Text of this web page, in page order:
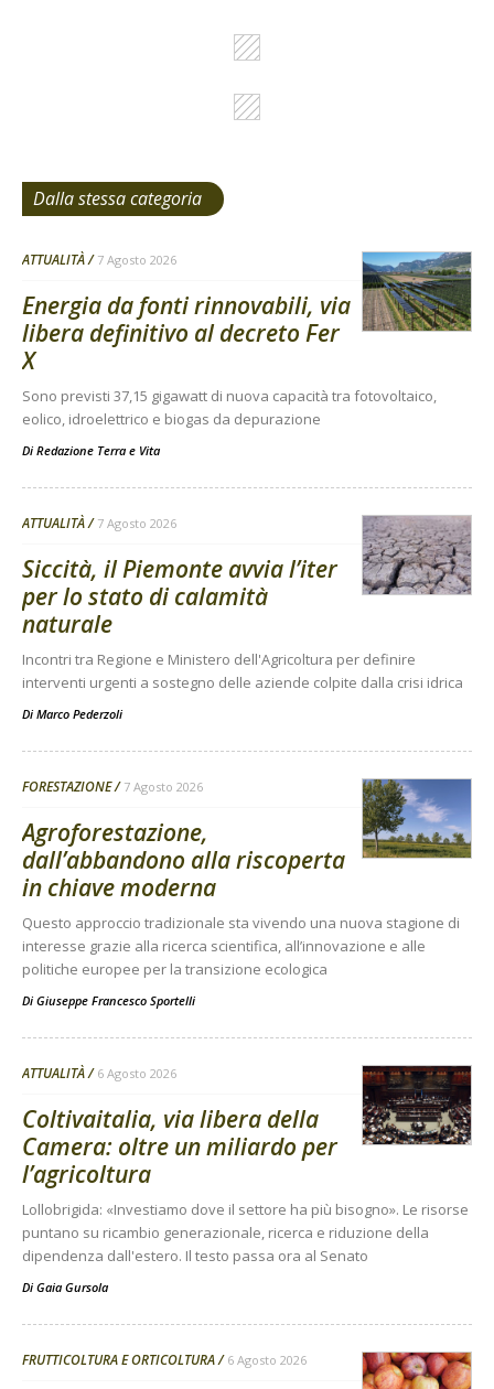
Dalla stessa categoria
ATTUALITÀ 7 Agosto 2026
Energia da fonti rinnovabili, via
libera definitivo al decreto Fer
X
Sono previsti 37,15 gigawatt di nuova capacità tra fotovoltaico,
eolico, idroelettrico e biogas da depurazione
Di Redazione Terra e Vita
ATTUALITÀ 7 Agosto 2026
Siccità, il Piemonte avvia l’iter
per lo stato di calamità
naturale
Incontri tra Regione e Ministero dell'Agricoltura per definire
interventi urgenti a sostegno delle aziende colpite dalla crisi idrica
Di Marco Pederzoli
FORESTAZIONE 7 Agosto 2026
Agroforestazione,
dall’abbandono alla riscoperta
in chiave moderna
Questo approccio tradizionale sta vivendo una nuova stagione di
interesse grazie alla ricerca scientifica, all’innovazione e alle
politiche europee per la transizione ecologica
Di Giuseppe Francesco Sportelli
ATTUALITÀ 6 Agosto 2026
Coltivaitalia, via libera della
Camera: oltre un miliardo per
l’agricoltura
Lollobrigida: «Investiamo dove il settore ha più bisogno». Le risorse
puntano su ricambio generazionale, ricerca e riduzione della
dipendenza dall'estero. Il testo passa ora al Senato
Di Gaia Gursola
FRUTTICOLTURA E ORTICOLTURA 6 Agosto 2026